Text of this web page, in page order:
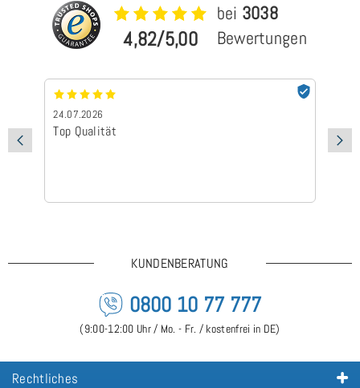
4,82/5,00
bei 3038
Bewertungen
24.07.2026
Top Qualität
KUNDENBERATUNG
0800 10 77 777
(9:00-12:00 Uhr / Mo. - Fr. / kostenfrei in DE)
Rechtliches